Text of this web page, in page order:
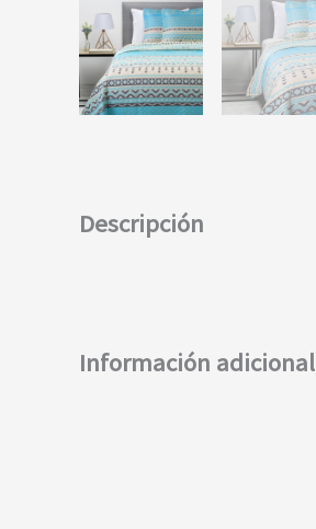
Descripción
Información adicional